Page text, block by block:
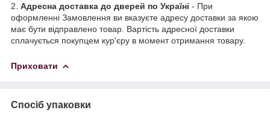
2. Адресна доставка до дверей по Україні - При
оформленні Замовлення ви вказуєте адресу доставки за якою
має бути відправлено товар. Вартість адресної доставки
сплачується покупцем кур'єру в момент отримання товару.
Приховати
Спосіб упаковки